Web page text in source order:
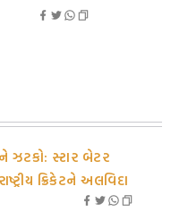
ઝટકો: સ્ટાર બેટર
ક્રિકેટને અલવિદા